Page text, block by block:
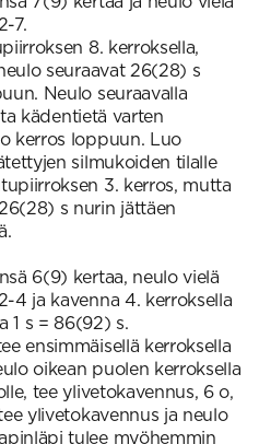
7.
8. kerroksella,
seuraavat 26(28) s
Neulo seuraavalla
kädentietä varten
kerros loppuun. Luo
silmukoiden tilalle
3. kerros, mutta
s nurin jättäen
6(9) kertaa, neulo vielä
4 ja kavenna 4. kerroksella
1 s = 86(92) s.
ensimmäisellä kerroksella
oikean puolen kerroksella
tee ylivetokavennus, 6 o,
ylivetokavennus ja neulo
tulee myöhemmin